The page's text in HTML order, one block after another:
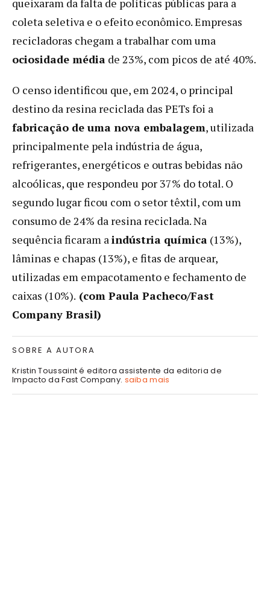
queixaram da falta de políticas públicas para a
coleta seletiva e o efeito econômico. Empresas
recicladoras chegam a trabalhar com uma
ociosidade média de 23%, com picos de até 40%.
O censo identificou que, em 2024, o principal
destino da resina reciclada das PETs foi a
fabricação de uma nova embalagem, utilizada
principalmente pela indústria de água,
refrigerantes, energéticos e outras bebidas não
alcoólicas, que respondeu por 37% do total. O
segundo lugar ficou com o setor têxtil, com um
consumo de 24% da resina reciclada. Na
sequência ficaram aindústria química (13%),
lâminas e chapas (13%), e fitas de arquear,
utilizadas em empacotamento e fechamento de
caixas (10%). (com Paula Pacheco/Fast
Company Brasil)
SOBRE A AUTORA
Kristin Toussaint é editora assistente da editoria de
Impacto da Fast Company. saiba mais